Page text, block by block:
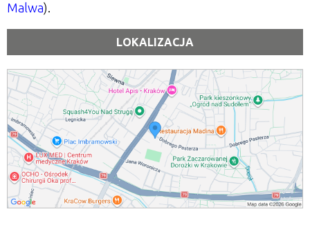
Malwa).
LOKALIZACJA